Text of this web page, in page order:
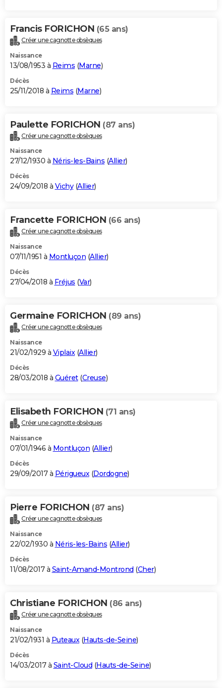
Francis FORICHON (65 ans)
Créer une cagnotte obsèques
Naissance
13/08/1953 à Reims (Marne)
Décès
25/11/2018 à Reims (Marne)
Paulette FORICHON (87 ans)
Créer une cagnotte obsèques
Naissance
27/12/1930 à Néris-les-Bains (Allier)
Décès
24/09/2018 à Vichy(Allier)
Francette FORICHON (66 ans)
Créer une cagnotte obsèques
Naissance
07/11/1951 à Montluçon (Allier)
Décès
27/04/2018 à Fréjus (Var)
Germaine FORICHON (89 ans)
Créer une cagnotte obsèques
Naissance
21/02/1929 à Viplaix(Allier)
Décès
28/03/2018 à Guéret(Creuse)
Elisabeth FORICHON (71 ans)
Créer une cagnotte obsèques
Naissance
07/01/1946 à Montluçon (Allier)
Décès
29/09/2017 à Périgueux(Dordogne)
Pierre FORICHON (87 ans)
Créer une cagnotte obsèques
Naissance
22/02/1930 à Néris-les-Bains (Allier)
Décès
11/08/2017 à Saint-Amand-Montrond (Cher)
Christiane FORICHON (86 ans)
Créer une cagnotte obsèques
Naissance
21/02/1931 à Puteaux(Hauts-de-Seine)
Décès
14/03/2017 à Saint-Cloud (Hauts-de-Seine)